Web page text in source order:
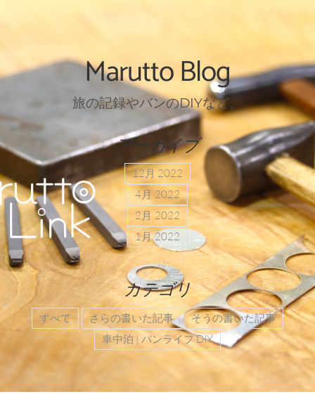
Marutto Blog
旅の記録やバンのDIYなど。
アーカイブ
12月 2022
4月 2022
2月 2022
1月 2022
カテゴリ
すべて さらの書いた記事
そうの書いた記事
車中泊 | バンライフ DIY